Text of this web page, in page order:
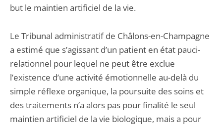
but le maintien artificiel de la vie.
Le Tribunal administratif de Châlons-en-Champagne
a estimé que s’agissant d’un patient en état pauci-
relationnel pour lequel ne peut être exclue
l’existence d’une activité émotionnelle au-delà du
simple réflexe organique, la poursuite des soins et
des traitements n’a alors pas pour finalité le seul
maintien artificiel de la vie biologique, mais a pour